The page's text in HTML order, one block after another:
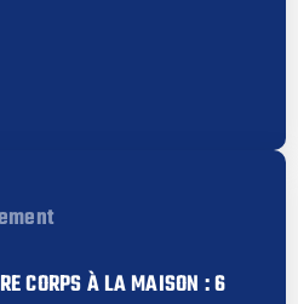
CORPS À LA MAISON : 6